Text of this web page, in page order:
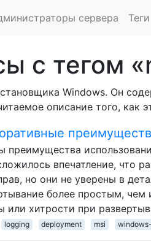
сервера Теги
с тегом
Windows. Он
описание того, как
преимущества
впечатление, что
но они не уверены в
более простым, чем
или хитрости при
logging deployment msi